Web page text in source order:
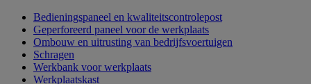
Bedieningspaneel en kwaliteitscontrolepost
Geperforeerd paneel voor de werkplaats
Ombouw en uitrusting van bedrijfsvoertuigen
Schragen
Werkbank voor werkplaats
Werkplaatskast